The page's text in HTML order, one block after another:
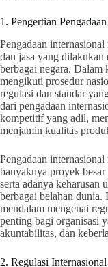
1. Pengertian
Pengadaan
dan jasa yang dilakukan
berbagai negara. Dalam
mengikuti prosedur
regulasi dan standar
dari pengadaan
kompetitif yang adil,
menjamin kualitas
Pengadaan
banyaknya proyek
serta adanya keharusan
berbagai belahan dunia.
mendalam mengenai
penting bagi organisasi
akuntabilitas, dan
2. Regulasi